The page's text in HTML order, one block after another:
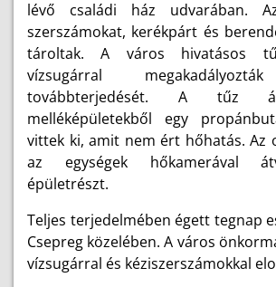
lévő családi ház udvarában.
szerszámokat, kerékpárt és
tároltak. A város hivatásos
vízsugárral
továbbterjedését. A tűz
melléképületekből egy
vittek ki, amit nem ért hőhatás. Az
az egységek hőkamerával
épületrészt.
Teljes terjedelmében égett tegnap
Csepreg közelében. A város
vízsugárral és kéziszerszámokkal